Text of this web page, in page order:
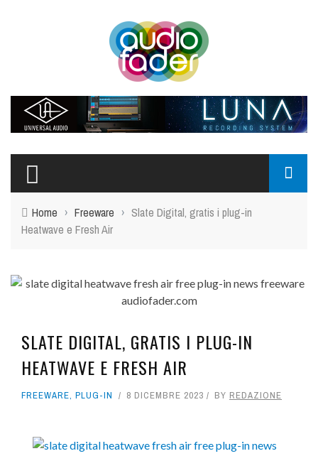
Home › Freeware › Slate Digital, gratis i plug-in
Heatwave e Fresh Air
SLATE DIGITAL, GRATIS I PLUG-IN
HEATWAVE E FRESH AIR
FREEWARE, PLUG-IN 8 DICEMBRE 2023 BY REDAZIONE